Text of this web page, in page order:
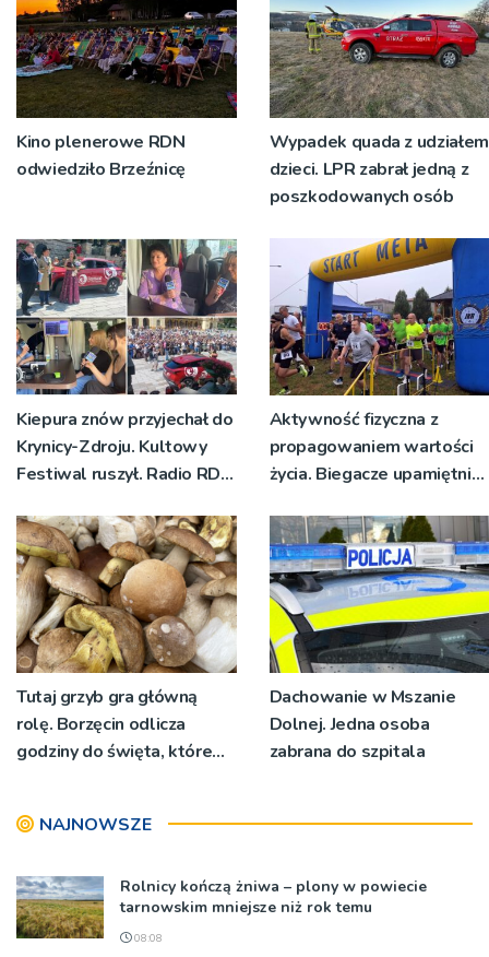
Kino plenerowe RDN
odwiedziło Brzeźnicę
Wypadek quada z udziałem
dzieci. LPR zabrał jedną z
poszkodowanych osób
Kiepura znów przyjechał do
Krynicy-Zdroju. Kultowy
Festiwal ruszył. Radio RDN
żywo [ZDJĘCIA]
Aktywność fizyczna z
propagowaniem wartości
życia. Biegacze upamiętnili
Tutaj grzyb gra główną
rolę. Borzęcin odlicza
godziny do święta, które
Dachowanie w Mszanie
Dolnej. Jedna osoba
zabrana do szpitala
NAJNOWSZE
Rolnicy kończą żniwa – plony w powiecie
tarnowskim mniejsze niż rok temu
08:08